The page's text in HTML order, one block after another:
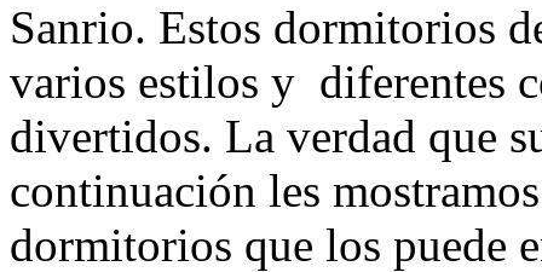
Sanrio. Estos dormitorios
varios estilos y diferentes
divertidos. La verdad que
continuación les
dormitorios que los puede